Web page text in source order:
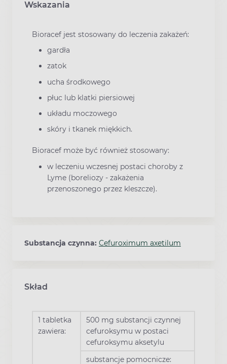
Wskazania
Bioracef jest stosowany do leczenia zakażeń:
gardła
zatok
ucha środkowego
płuc lub klatki piersiowej
układu moczowego
skóry i tkanek miękkich.
Bioracef może być również stosowany:
w leczeniu wczesnej postaci choroby z
Lyme (boreliozy - zakażenia
przenoszonego przez kleszcze).
Substancja czynna: Cefuroximum axetilum
Skład
1 tabletka
zawiera:
500 mg substancji czynnej
cefuroksymu w postaci
cefuroksymu aksetylu
substancje pomocnicze: